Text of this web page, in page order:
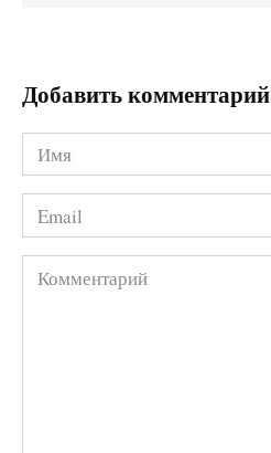
Добавить комментарий
Имя
*
Email
*
Комментарий